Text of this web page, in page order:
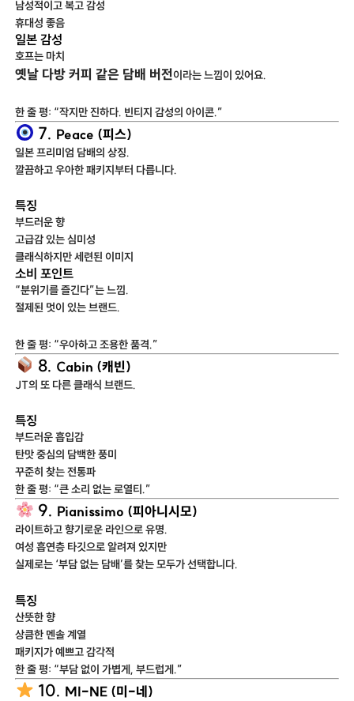
남성적이고 복고 감성
휴대성 좋음
일본 감성
호프는 마치
옛날 다방 커피 같은 담배 버전이라는 느낌이 있어요.
한 줄 평: “작지만 진하다. 빈티지 감성의 아이콘.”
7. Peace (피스)
일본 프리미엄 담배의 상징.
깔끔하고 우아한 패키지부터 다릅니다.
특징
부드러운 향
고급감 있는 심미성
클래식하지만 세련된 이미지
소비 포인트
“분위기를 즐긴다”는 느낌.
절제된 멋이 있는 브랜드.
한 줄 평: “우아하고 조용한 품격.”
8. Cabin (캐빈)
JT의 또 다른 클래식 브랜드.
특징
부드러운 흡입감
탄맛 중심의 담백한 풍미
꾸준히 찾는 전통파
한 줄 평: “큰 소리 없는 로열티.”
9. Pianissimo (피아니시모)
라이트하고 향기로운 라인으로 유명.
여성 흡연층 타깃으로 알려져 있지만
실제로는 ‘부담 없는 담배’를 찾는 모두가 선택합니다.
특징
산뜻한 향
상큼한 멘솔 계열
패키지가 예쁘고 감각적
한 줄 평: “부담 없이 가볍게, 부드럽게.”
10. MI-NE (미-네)